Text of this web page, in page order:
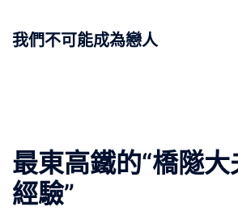
我們不可能成為戀人
最東高鐵的“橋隧
經驗”